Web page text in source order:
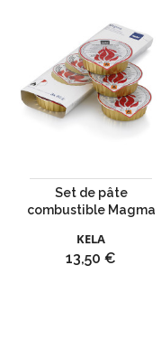
Set de pâte
combustible Magma
KELA
Prix
13,50 €